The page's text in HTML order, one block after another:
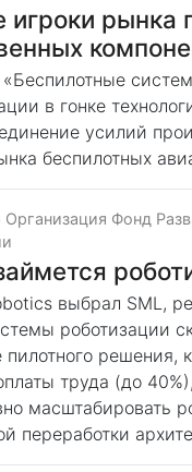
игроки
в гонке
усилий
беспилотных
Фонд
выбрал SML,
роботизации
пилотного
труда (до
масштабировать
переработки